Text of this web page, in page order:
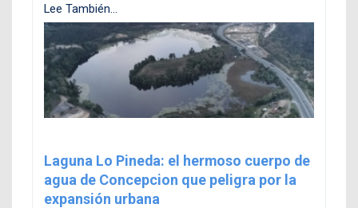
Lee También...
Laguna Lo Pineda: el hermoso cuerpo de
agua de Concepcion que peligra por la
expansión urbana